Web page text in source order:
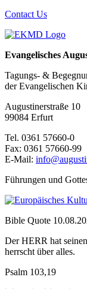
Contact Us
Evangelisches
Tagungs- &
der Evangelischen
Augustinerstraße 10
99084 Erfurt
Tel. 0361 57660-0
Fax: 0361 57660-99
E-Mail:
Führungen und
Bible Quote
Der HERR hat
herrscht über alles.
Psalm 103,19